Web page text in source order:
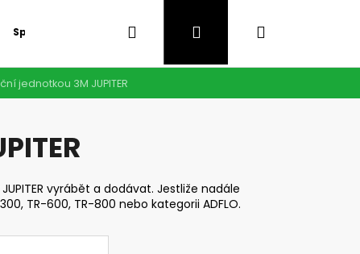
Speciální nabídka Hledat PřihlášeníNákupní
košík
jednotkou 3M JUPITER
vyrábět a dodávat. Jestliže nadále
TR-600, TR-800 nebo kategorii ADFLO.